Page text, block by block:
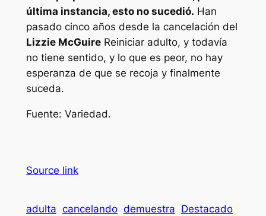
última instancia, esto no sucedió. Han
pasado cinco años desde la cancelación del
Lizzie McGuireReiniciar adulto, y todavía
no tiene sentido, y lo que es peor, no hay
esperanza de que se recoja y finalmente
suceda.
Fuente: Variedad.
Source link
adulta cancelando demuestra Destacado